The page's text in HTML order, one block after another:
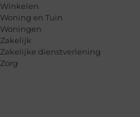
Winkelen
Woning en Tuin
Woningen
Zakelijk
Zakelijke dienstverlening
Zorg